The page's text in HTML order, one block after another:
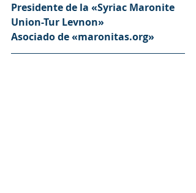
Presidente de la «Syriac Maronite
Union-Tur Levnon»
Asociado de «maronitas.org»